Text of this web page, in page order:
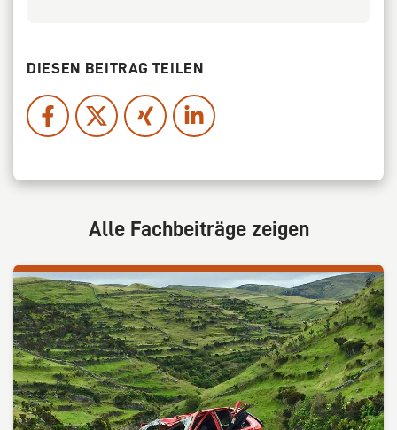
DIESEN BEITRAG TEILEN
Alle Fachbeiträge zeigen